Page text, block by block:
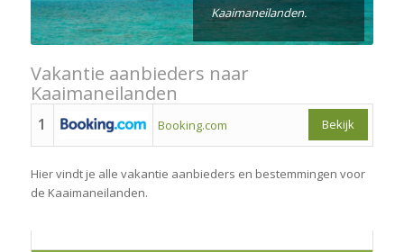
Kaaimaneilanden.
Vakantie aanbieders naar
Kaaimaneilanden
1 Booking.com Bekijk
Hier vindt je alle vakantie aanbieders en bestemmingen voor
de Kaaimaneilanden.